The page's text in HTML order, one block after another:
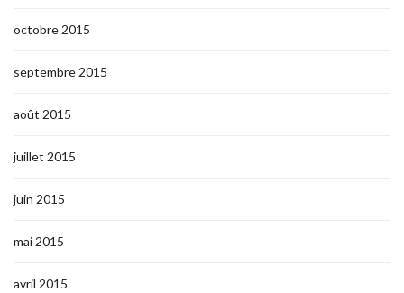
octobre 2015
septembre 2015
août 2015
juillet 2015
juin 2015
mai 2015
avril 2015